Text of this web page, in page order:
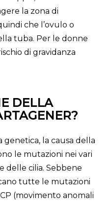
la zona di
che l’ovulo o
tuba. Per le donne
di gravidanza
DELLA
la causa della
le mutazioni nei vari
delle cilia. Sebbene
tutte le mutazioni
(movimento anomali